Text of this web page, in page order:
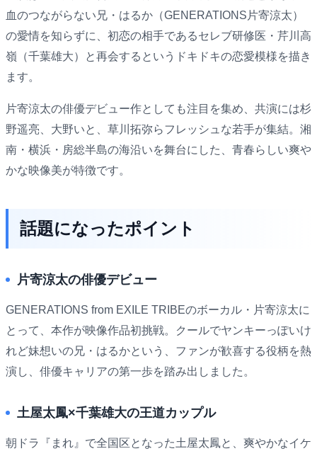
血のつながらない兄・はるか（GENERATIONS片寄涼太）
の愛情を知らずに、初恋の相手であるセレブ研修医・芹川高
嶺（千葉雄大）と再会するというドキドキの恋愛模様を描き
ます。
片寄涼太の俳優デビュー作としても注目を集め、共演には杉
野遥亮、大野いと、草川拓弥らフレッシュな若手が集結。湘
南・横浜・房総半島の海沿いを舞台にした、青春らしい爽や
かな映像美が特徴です。
話題になったポイント
片寄涼太の俳優デビュー
GENERATIONS from EXILE TRIBEのボーカル・片寄涼太に
とって、本作が映像作品初挑戦。クールでヤンキーっぽいけ
れど妹想いの兄・はるかという、ファンが歓喜する役柄を熱
演し、俳優キャリアの第一歩を踏み出しました。
土屋太鳳×千葉雄大の王道カップル
朝ドラ『まれ』で全国区となった土屋太鳳と、爽やかなイケ